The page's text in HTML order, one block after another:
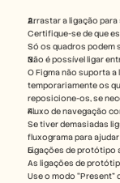
Arrastar a ligação para
Certifique-se de que
Só os quadros podem
Não é possível ligar
O Figma não suporta
temporariamente os
reposicione-os, se
Fluxo de navegação
Se tiver demasiadas
fluxograma para
Ligações de protótipo
As ligações de
Use o modo “Present”